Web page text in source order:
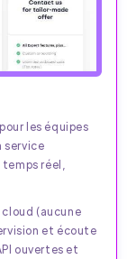
les équipes
service
réel,
(aucune
et écoute
ouvertes et